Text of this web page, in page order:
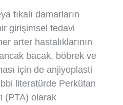
tıkalı damarların
girişimsel tedavi
arter hastalıklarının
bacak, böbrek ve
için de anjiyoplasti
literatürde Perkütan
(PTA) olarak